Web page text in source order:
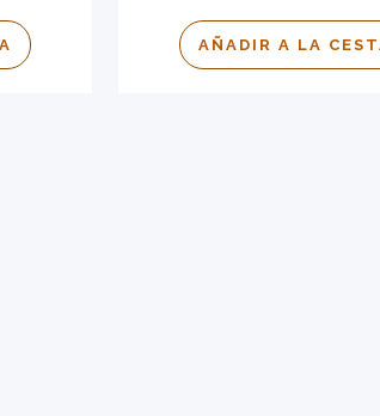
5
AÑADIR A LA